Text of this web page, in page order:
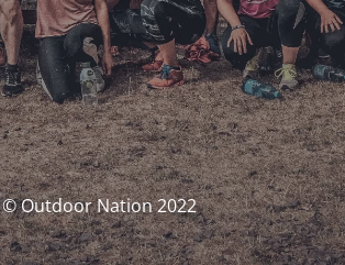
© Outdoor Nation 2022